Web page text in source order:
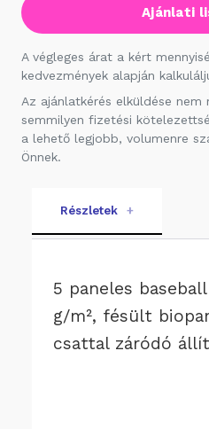
Ajánlati
A végleges árat a kért
kedvezmények alapján
Az ajánlatkérés elküldése nem
semmilyen fizetési
a lehető legjobb, volumenre
Önnek.
Részletek +
5 paneles
g/m², fésült
csattal záródó